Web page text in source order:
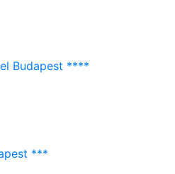
Budapest ****
***